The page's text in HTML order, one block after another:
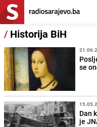
/ Historija BiH
se
Dan
je